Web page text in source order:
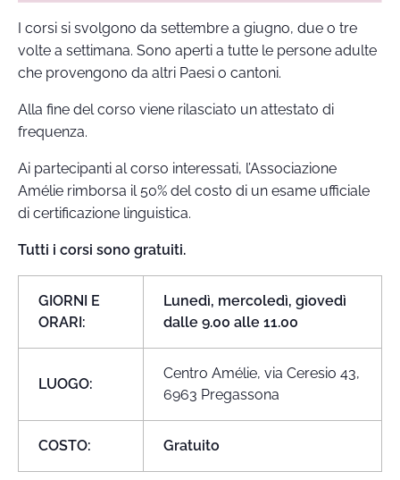
I corsi si svolgono da settembre a giugno, due o tre
volte a settimana. Sono aperti a tutte le persone adulte
che provengono da altri Paesi o cantoni.
Alla fine del corso viene rilasciato un attestato di
frequenza.
Ai partecipanti al corso interessati, l’Associazione
Amélie rimborsa il 50% del costo di un esame ufficiale
di certificazione linguistica.
Tutti i corsi sono gratuiti.
GIORNI E
ORARI:
Lunedì, mercoledì, giovedì
dalle 9.00 alle 11.00
LUOGO:
Centro Amélie, via Ceresio 43,
6963 Pregassona
COSTO: Gratuito